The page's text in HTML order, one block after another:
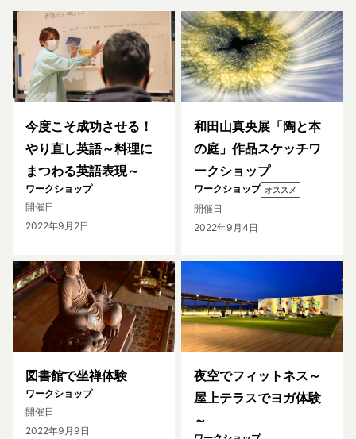
今度こそ成功させる！
やり直し英語～料理に
まつわる英語表現～
ワークショップ
開催日
2022年9月2日
和田山真央展「陶と本
の庭」作品スケッチワ
ークショップ
ワークショップ オススメ
開催日
2022年9月4日
図書館で坐禅体験
ワークショップ
開催日
2022年9月9日
夜空でフィットネス～
屋上テラスでヨガ体験
～